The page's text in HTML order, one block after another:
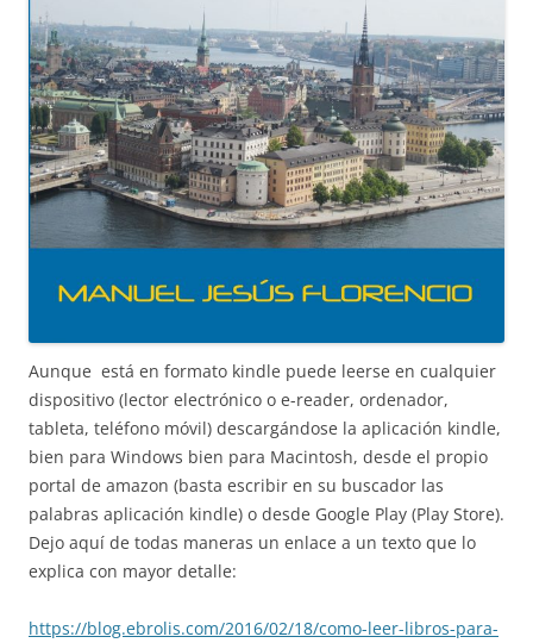
Aunque está en formato kindle puede leerse en cualquier
dispositivo (lector electrónico o e-reader, ordenador,
tableta, teléfono móvil) descargándose la aplicación kindle,
bien para Windows bien para Macintosh, desde el propio
portal de amazon (basta escribir en su buscador las
palabras aplicación kindle) o desde Google Play (Play Store).
Dejo aquí de todas maneras un enlace a un texto que lo
explica con mayor detalle:
https://blog.ebrolis.com/2016/02/18/como-leer-libros-para-